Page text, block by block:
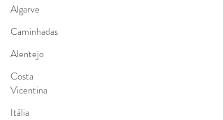
Algarve
Caminhadas
Alentejo
Costa
Vicentina
Itália